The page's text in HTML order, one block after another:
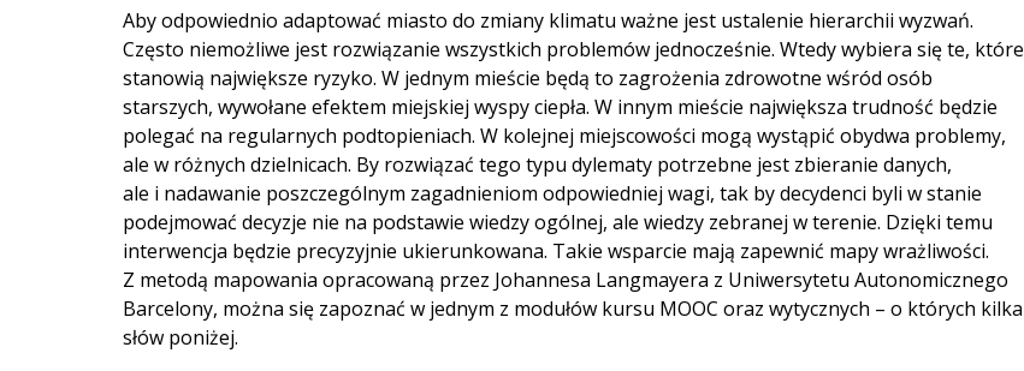
Aby odpowiednio adaptować miasto do zmiany klimatu ważne jest ustalenie hierarchii wyzwań.
Często niemożliwe jest rozwiązanie wszystkich problemów jednocześnie. Wtedy wybiera się te, które
stanowią największe ryzyko. W jednym mieście będą to zagrożenia zdrowotne wśród osób
starszych, wywołane efektem miejskiej wyspy ciepła. W innym mieście największa trudność będzie
polegać na regularnych podtopieniach. W kolejnej miejscowości mogą wystąpić obydwa problemy,
ale w różnych dzielnicach. By rozwiązać tego typu dylematy potrzebne jest zbieranie danych,
ale i nadawanie poszczególnym zagadnieniom odpowiedniej wagi, tak by decydenci byli w stanie
podejmować decyzje nie na podstawie wiedzy ogólnej, ale wiedzy zebranej w terenie. Dzięki temu
interwencja będzie precyzyjnie ukierunkowana. Takie wsparcie mają zapewnić mapy wrażliwości.
Z metodą mapowania opracowaną przez Johannesa Langmayera z Uniwersytetu Autonomicznego
Barcelony, można się zapoznać w jednym z modułów kursu MOOC oraz wytycznych – o których kilka
słów poniżej.